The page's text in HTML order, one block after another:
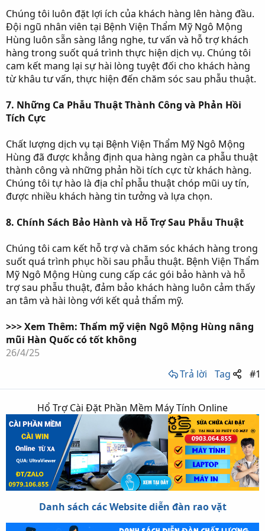
Chúng tôi luôn đặt lợi ích của khách hàng lên hàng đầu.
Đội ngũ nhân viên tại Bệnh Viện Thẩm Mỹ Ngô Mộng
Hùng luôn sẵn sàng lắng nghe, tư vấn và hỗ trợ khách
hàng trong suốt quá trình thực hiện dịch vụ. Chúng tôi
cam kết mang lại sự hài lòng tuyệt đối cho khách hàng
từ khâu tư vấn, thực hiện đến chăm sóc sau phẫu thuật.
7. Những Ca Phẫu Thuật Thành Công và Phản Hồi
Tích Cực
Chất lượng dịch vụ tại Bệnh Viện Thẩm Mỹ Ngô Mộng
Hùng đã được khẳng định qua hàng ngàn ca phẫu thuật
thành công và những phản hồi tích cực từ khách hàng.
Chúng tôi tự hào là địa chỉ phẫu thuật chóp mũi uy tín,
được nhiều khách hàng tin tưởng và lựa chọn.
8. Chính Sách Bảo Hành và Hỗ Trợ Sau Phẫu Thuật
Chúng tôi cam kết hỗ trợ và chăm sóc khách hàng trong
suốt quá trình phục hồi sau phẫu thuật. Bệnh Viện Thẩm
Mỹ Ngô Mộng Hùng cung cấp các gói bảo hành và hỗ
trợ sau phẫu thuật, đảm bảo khách hàng luôn cảm thấy
an tâm và hài lòng với kết quả thẩm mỹ.
>>> Xem Thêm: Thẩm mỹ viện Ngô Mộng Hùng nâng
mũi Hàn Quốc có tốt không
26/4/25
Trả lời
Tag #1
Hổ Trợ Cài Đặt Phần Mềm Máy Tính Online
Danh sách các Website diễn đàn rao vặt